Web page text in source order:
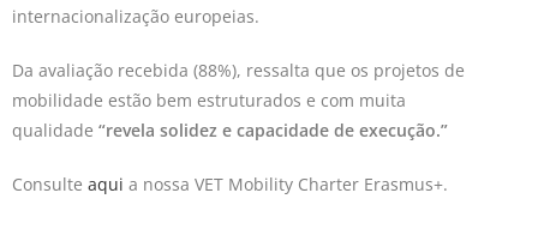
internacionalização europeias.
Da avaliação recebida (88%), ressalta que os projetos de
mobilidade estão bem estruturados e com muita
qualidade “revela solidez e capacidade de execução.”
Consulte aqui a nossa VET Mobility Charter Erasmus+.